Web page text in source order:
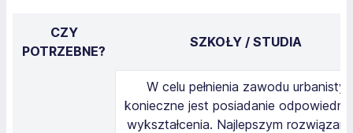
CZY
POTRZEBNE?
SZKOŁY / STUDIA
W celu pełnienia zawodu urbanisty
konieczne jest posiadanie
wykształcenia. Najlepszym